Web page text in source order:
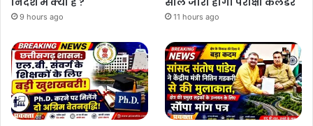
9 hours ago 11 hours ago